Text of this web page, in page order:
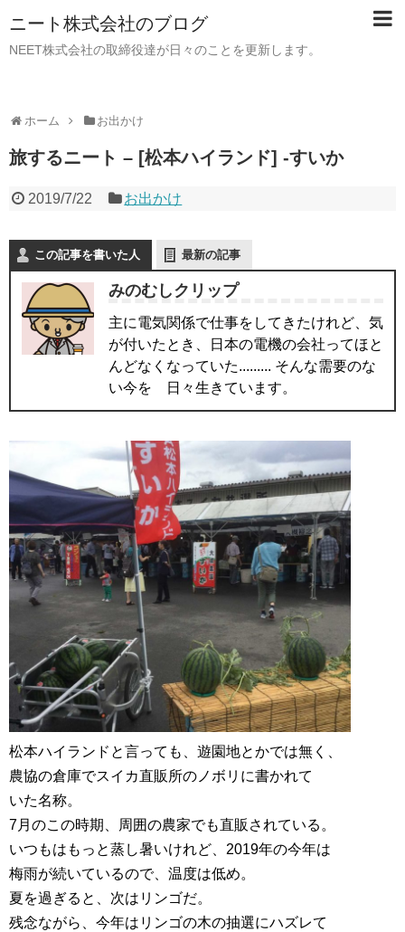
ニート株式会社のブログ
NEET株式会社の取締役達が日々のことを更新します。
ホーム お出かけ
旅するニート – [松本ハイランド] -すいか
2019/7/22 お出かけ
この記事を書いた人 最新の記事
みのむしクリップ
主に電気関係で仕事をしてきたけれど、気
が付いたとき、日本の電機の会社ってほと
んどなくなっていた......... そんな需要のな
い今を 日々生きています。
松本ハイランドと言っても、遊園地とかでは無く、
農協の倉庫でスイカ直販所のノボリに書かれて
いた名称。
7月のこの時期、周囲の農家でも直販されている。
いつもはもっと蒸し暑いけれど、2019年の今年は
梅雨が続いているので、温度は低め。
夏を過ぎると、次はリンゴだ。
残念ながら、今年はリンゴの木の抽選にハズレて